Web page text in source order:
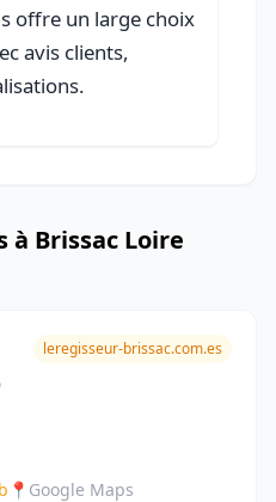
offre un large choix
avis clients,
à Brissac Loire
leregisseur-brissac.com.es
📍 Google Maps